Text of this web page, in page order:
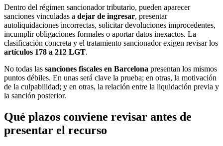
Dentro del régimen sancionador tributario, pueden aparecer
sanciones vinculadas a dejar de ingresar, presentar
autoliquidaciones incorrectas, solicitar devoluciones improcedentes,
incumplir obligaciones formales o aportar datos inexactos. La
clasificación concreta y el tratamiento sancionador exigen revisar los
artículos 178 a 212 LGT.
No todas las sanciones fiscales en Barcelona presentan los mismos
puntos débiles. En unas será clave la prueba; en otras, la motivación
de la culpabilidad; y en otras, la relación entre la liquidación previa y
la sanción posterior.
Qué plazos conviene revisar antes de
presentar el recurso